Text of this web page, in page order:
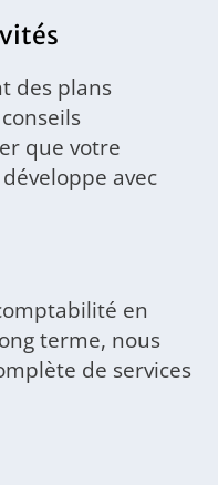
des plans
que votre
avec
en
terme, nous
de services